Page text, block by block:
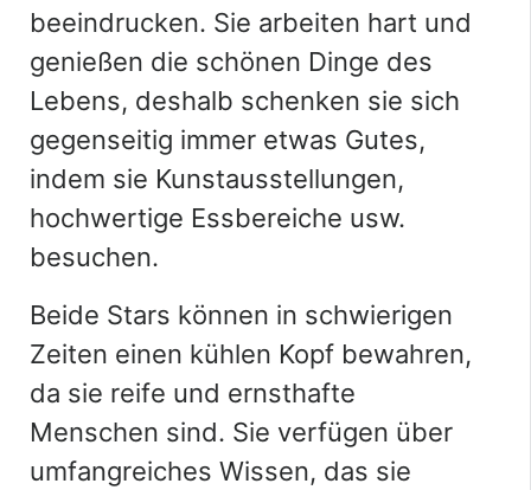
beeindrucken. Sie arbeiten hart und
genießen die schönen Dinge des
Lebens, deshalb schenken sie sich
gegenseitig immer etwas Gutes,
indem sie Kunstausstellungen,
hochwertige Essbereiche usw.
besuchen.
Beide Stars können in schwierigen
Zeiten einen kühlen Kopf bewahren,
da sie reife und ernsthafte
Menschen sind. Sie verfügen über
umfangreiches Wissen, das sie